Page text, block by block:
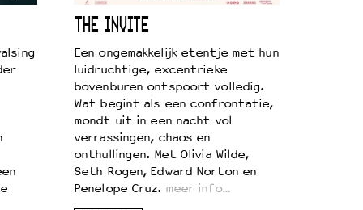
THE INVITE
Een ongemakkelijk etentje met hun
luidruchtige, excentrieke
bovenburen ontspoort volledig.
Wat begint als een confrontatie,
mondt uit in een nacht vol
verrassingen, chaos en
onthullingen. Met Olivia Wilde,
Seth Rogen, Edward Norton en
Penelope Cruz. meer info…